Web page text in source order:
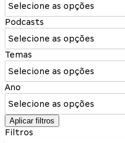
Selecione as opções
Podcasts
Selecione as opções
Temas
Selecione as opções
Ano
Selecione as opções
Aplicar filtros
Filtros